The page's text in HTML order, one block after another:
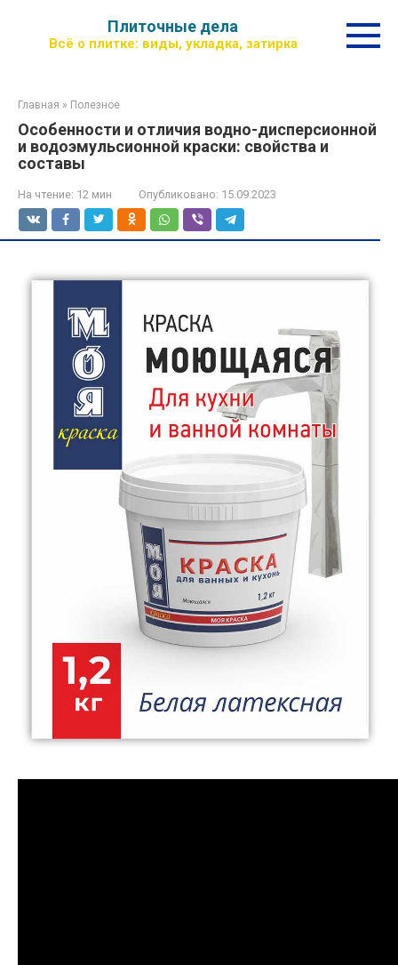
контенту
Плиточные дела
Всё о плитке: виды, укладка, затирка
Главная » Полезное
Особенности и отличия водно-дисперсионной
и водоэмульсионной краски: свойства и
составы
На чтение: 12 мин Опубликовано: 15.09.2023